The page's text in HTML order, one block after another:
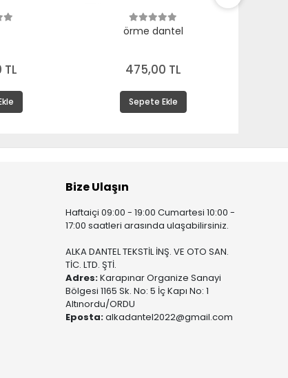
örme dantel
475,00 TL
Sepete Ekle
Bize Ulaşın
Haftaiçi 09:00 - 19:00 Cumartesi 10:00 -
17:00 saatleri arasında ulaşabilirsiniz.
ALKA DANTEL TEKSTİL İNŞ. VE OTO SAN.
TİC. LTD. ŞTİ.
Adres:Karapınar Organize Sanayi
Bölgesi 1165 Sk. No: 5 İç Kapı No: 1
Altınordu/ORDU
Eposta:alkadantel2022@gmail.com